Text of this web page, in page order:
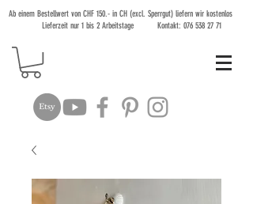
Ab einem Bestellwert von CHF 150.- in CH (excl. Sperrgut) liefern wir kostenlos
Lieferzeit nur 1 bis 2 Arbeitstage Kontakt: 076 538 27 71